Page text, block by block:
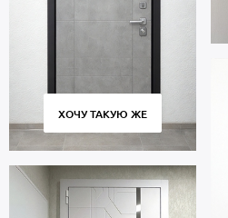
ХОЧУ ТАКУЮ ЖЕ